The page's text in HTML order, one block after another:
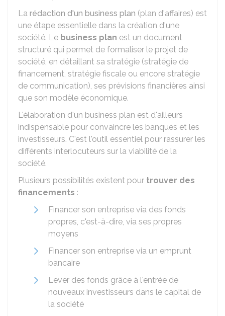
La rédaction d'un business plan (plan d'affaires) est
une étape essentielle dans la création d'une
société. Le business plan est un document
structuré qui permet de formaliser le projet de
société, en détaillant sa stratégie (stratégie de
financement, stratégie fiscale ou encore stratégie
de communication), ses prévisions financières ainsi
que son modèle économique.
L'élaboration d'un business plan est d'ailleurs
indispensable pour convaincre les banques et les
investisseurs. C'est l'outil essentiel pour rassurer les
différents interlocuteurs sur la viabilité de la
société.
Plusieurs possibilités existent pour trouver des
financements :
Financer son entreprise via des fonds
propres, c'est-à-dire, via ses propres
moyens
Financer son entreprise via un emprunt
bancaire
Lever des fonds grâce à l'entrée de
nouveaux investisseurs dans le capital de
la société